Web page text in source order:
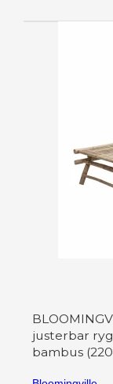
justerbar
bambus